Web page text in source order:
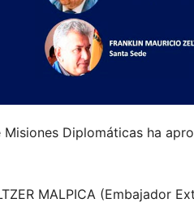
Misiones Diplomáticas ha
MALPICA (Embajador